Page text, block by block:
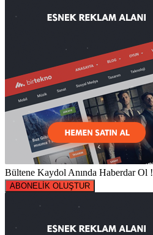
Bültene Kaydol Anında Haberdar Ol !
ABONELİK OLUŞTUR